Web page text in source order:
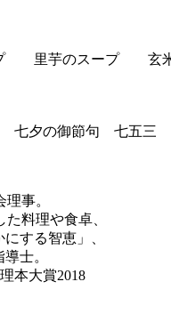
里芋のスープ 玄
七夕の御節句 七五三
事。
料理や食卓、
する智恵」、
士。
本大賞2018